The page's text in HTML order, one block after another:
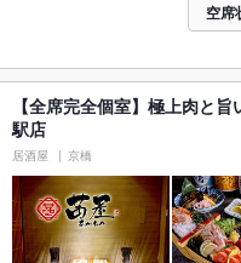
空席
【全席完全個室】極上肉と
駅店
居酒屋 京橋